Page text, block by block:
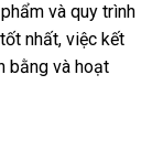
và quy trình
nhất, việc kết
bằng và hoạt